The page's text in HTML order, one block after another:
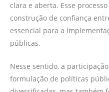
clara e aberta. Esse
construção de confiança
essencial para a
públicas.
Nesse sentido, a
formulação de políticas